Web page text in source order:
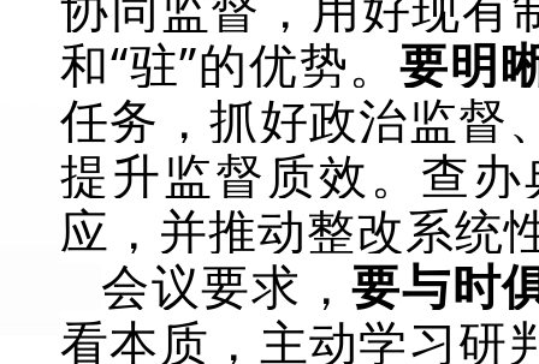
和“驻”的优势。要明
任务，抓好政治监督
提升监督质效。查
应，并推动整改系统
会议要求，要与时
看本质，主动学习研